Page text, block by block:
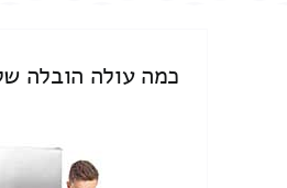
כמה עולה הובלה